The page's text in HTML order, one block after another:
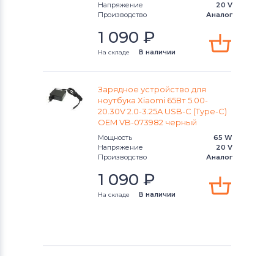
Блоки питания для ноутбуков Delta
Блоки питания для ноутбуков
Gateway
Блоки питания для ноутбуковHP
Блоки питания для ноутбуков
Блоки питания для ноутбуков
Напряжение
20 V
Производство
Аналог
1 090 ₽
На складе В наличии
Зарядное устройство для
ноутбука Xiaomi 65Вт 5.00-
20.30V 2.0-3.25A USB-C (Type-C)
OEM VB-073982 черный
Мощность
65 W
Напряжение
20 V
Производство
Аналог
1 090 ₽
На складе В наличии